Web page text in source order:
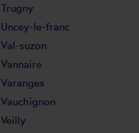
Trugny
Uncey-le-franc
Val-suzon
Vannaire
Varanges
Vauchignon
Veilly